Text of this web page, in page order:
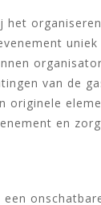
van de
originele
en